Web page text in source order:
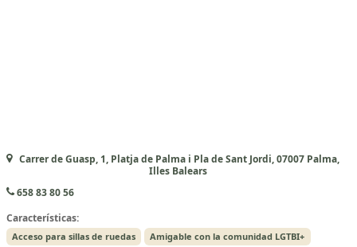
Carrer de Guasp, 1, Platja de Palma i Pla de Sant Jordi, 07007 Palma,
Illes Balears
658 83 80 56
Características:
Acceso para sillas de ruedas
Amigable con la comunidad LGTBI+